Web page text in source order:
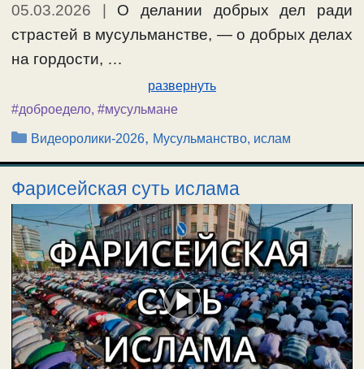
05.03.2026 | О делании добрых дел ради
страстей в мусульманстве, — о добрых делах
на гордости, …
развернуть
#доброедело, #мусульмане
Рубрики
Видеоролики-2026, Мусульманство, ислам
Фарисейская суть ислама